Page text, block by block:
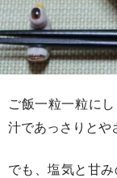
ご飯一粒一粒に
汁であっさりとや
でも、塩気と甘